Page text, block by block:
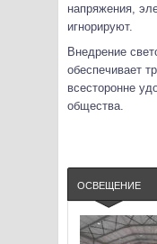
напряжения,
игнорируют.
Внедрение
обеспечивает
всесторонне
общества.
ОСВЕЩЕНИЕ